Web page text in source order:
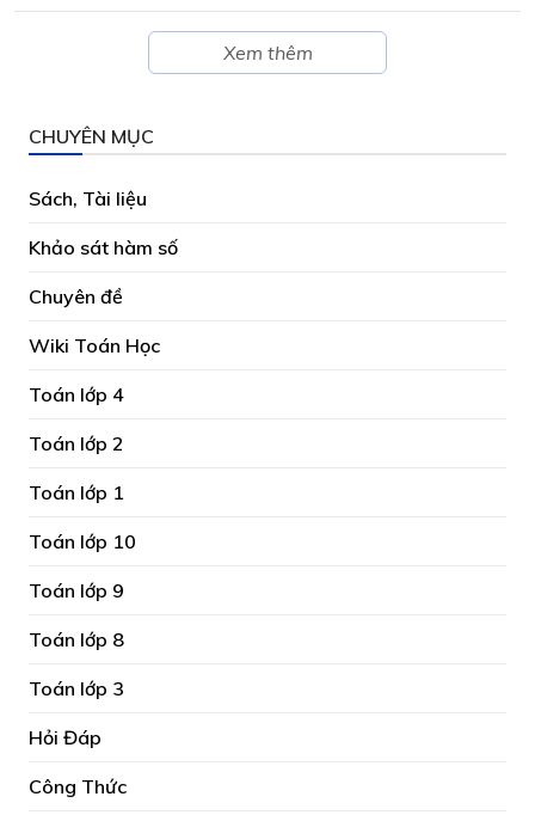
Xem thêm
CHUYÊN MỤC
Sách, Tài liệu
Khảo sát hàm số
Chuyên đề
Wiki Toán Học
Toán lớp 4
Toán lớp 2
Toán lớp 1
Toán lớp 10
Toán lớp 9
Toán lớp 8
Toán lớp 3
Hỏi Đáp
Công Thức